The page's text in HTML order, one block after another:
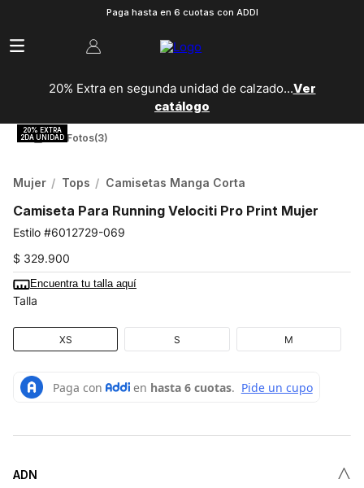
Paga hasta en 6 cuotas con ADDI
20% Extra en segunda unidad de calzado...Ver
catálogo
Ver Fotos(3)
Mujer Tops Camisetas Manga Corta
Camiseta Para Running Velociti Pro Print Mujer
6012729-069
$ 329.900
Encuentra tu talla aquí
Talla
XS S M
ADN ˄